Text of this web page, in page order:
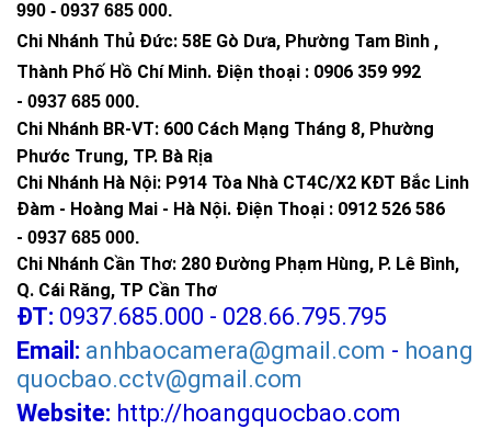
990 - 0937 685 000.
Chi Nhánh Thủ Đức: 58E Gò Dưa, Phường Tam Bình ,
Thành Phố Hồ Chí Minh. Điện thoại : 0906 359 992
- 0937 685 000.
Chi Nhánh BR-VT: 600 Cách Mạng Tháng 8, Phường
Phước Trung, TP. Bà Rịa
Chi Nhánh Hà Nội: P914 Tòa Nhà CT4C/X2 KĐT Bắc Linh
Đàm - Hoàng Mai - Hà Nội. Điện Thoại : 0912 526 586
- 0937 685 000.
Chi Nhánh Cần Thơ: 280 Đường Phạm Hùng, P. Lê Bình,
Q. Cái Răng, TP Cần Thơ
ĐT: 0937.685.000 - 028.66.795.795
Email: anhbaocamera@gmail.com - hoang
quocbao.cctv@gmail.com
Website: http://hoangquocbao.com